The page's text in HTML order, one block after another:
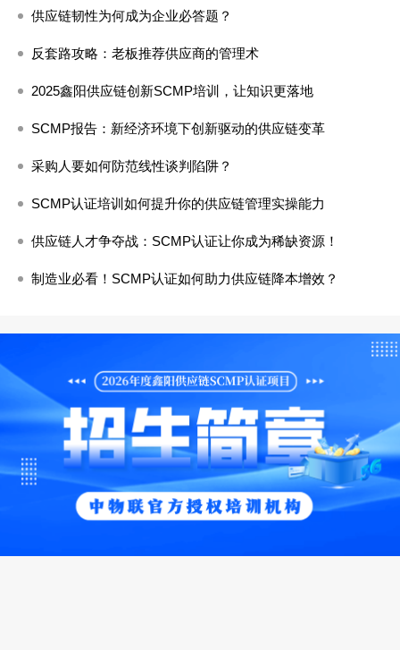
供应链韧性为何成为企业必答题？
反套路攻略：老板推荐供应商的管理术
2025鑫阳供应链创新SCMP培训，让知识更落地
SCMP报告：新经济环境下创新驱动的供应链变革
采购人要如何防范线性谈判陷阱？
SCMP认证培训如何提升你的供应链管理实操能力
供应链人才争夺战：SCMP认证让你成为稀缺资源！
制造业必看！SCMP认证如何助力供应链降本增效？